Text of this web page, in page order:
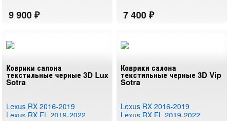
Коврики салона
текстильные черные 3D Lux
Sotra
Lexus RX 2016-2019
Lexus RX FL 2019-2022
Коврики салона
текстильные черные 3D Vip
Sotra
Lexus RX 2016-2019
Lexus RX FL 2019-2022